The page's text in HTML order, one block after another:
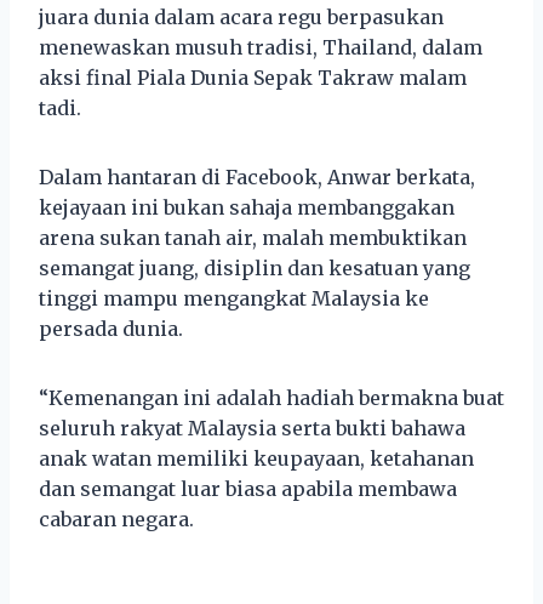
juara dunia dalam acara regu berpasukan
menewaskan musuh tradisi, Thailand, dalam
aksi final Piala Dunia Sepak Takraw malam
tadi.
Dalam hantaran di Facebook, Anwar berkata,
kejayaan ini bukan sahaja membanggakan
arena sukan tanah air, malah membuktikan
semangat juang, disiplin dan kesatuan yang
tinggi mampu mengangkat Malaysia ke
persada dunia.
“Kemenangan ini adalah hadiah bermakna buat
seluruh rakyat Malaysia serta bukti bahawa
anak watan memiliki keupayaan, ketahanan
dan semangat luar biasa apabila membawa
cabaran negara.